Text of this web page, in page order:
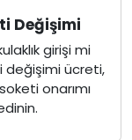
Değişimi
girişi mi
değişimi ücreti,
onarımı